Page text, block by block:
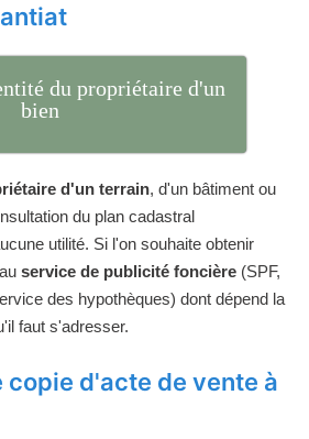
du propriétaire d'un
bien
d'un terrain, d'un bâtiment ou
du plan cadastral
utilité. Si l'on souhaite obtenir
service de publicité foncière (SPF,
des hypothèques) dont dépend la
faut s'adresser.
copie d'acte de vente à